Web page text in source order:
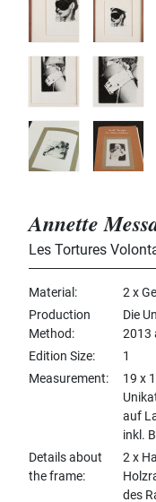
Annette
Les Tortures
Material
2 x
Production
Method
Die
2013
Edition Size
1
Measurement
19 x
auf
inkl.
Details about
the frame
2 x
des